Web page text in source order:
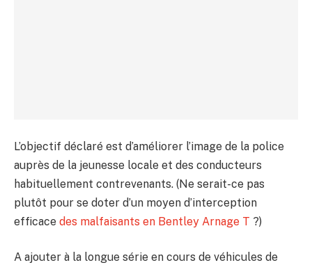
L’objectif déclaré est d’améliorer l’image de la police
auprès de la jeunesse locale et des conducteurs
habituellement contrevenants. (Ne serait-ce pas
plutôt pour se doter d’un moyen d’interception
efficace des malfaisants en Bentley Arnage T ?)
A ajouter à la longue série en cours de véhicules de